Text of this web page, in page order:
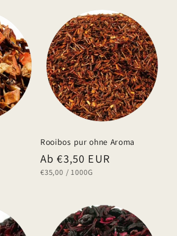
Rooibos pur ohne Aroma
Normaler
Preis
Ab €3,50 EUR
GRUNDPREIS
€35,00 / PRO
1000G